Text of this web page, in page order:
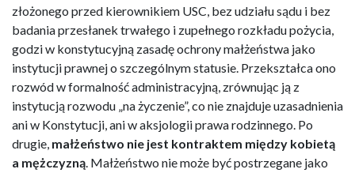
złożonego przed kierownikiem USC, bez udziału sądu i bez
badania przesłanek trwałego i zupełnego rozkładu pożycia,
godzi w konstytucyjną zasadę ochrony małżeństwa jako
instytucji prawnej o szczególnym statusie. Przekształca ono
rozwód w formalność administracyjną, zrównując ją z
instytucją rozwodu „na życzenie”, co nie znajduje uzasadnienia
ani w Konstytucji, ani w aksjologii prawa rodzinnego. Po
drugie, małżeństwo nie jest kontraktem między kobietą
a mężczyzną. Małżeństwo nie może być postrzegane jako